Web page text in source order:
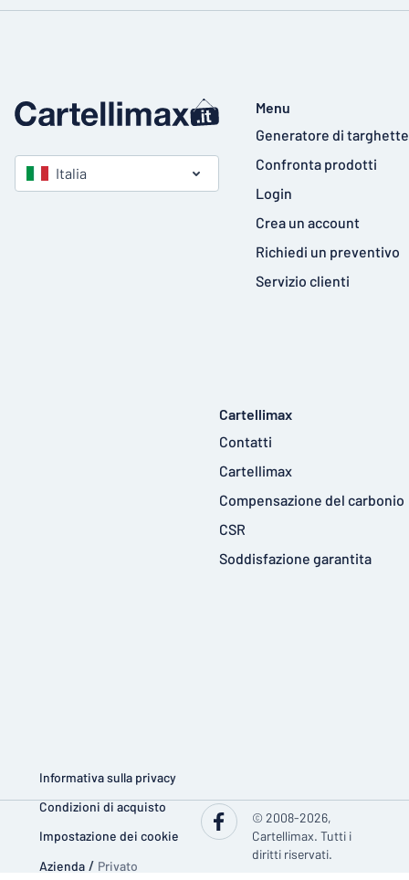
Italia
Menu
Generatore di targhette
Confronta prodotti
Login
Crea un account
Richiedi un preventivo
Servizio clienti
Cartellimax
Contatti
Cartellimax
Compensazione del carbonio
CSR
Soddisfazione garantita
Informativa sulla privacy
Condizioni di acquisto
Impostazione dei cookie
Azienda / Privato
© 2008-2026,
Cartellimax. Tutti i
diritti riservati.